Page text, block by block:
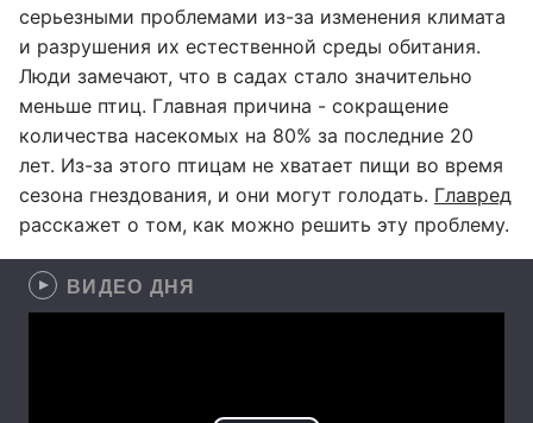
серьезными проблемами из-за изменения климата
и разрушения их естественной среды обитания.
Люди замечают, что в садах стало значительно
меньше птиц. Главная причина - сокращение
количества насекомых на 80% за последние 20
лет. Из-за этого птицам не хватает пищи во время
сезона гнездования, и они могут голодать. Главред
расскажет о том, как можно решить эту проблему.
ВИДЕО ДНЯ